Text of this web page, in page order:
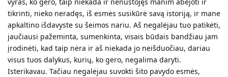
tikrinti, nieko neradęs, iš esmės susikūrė savą istoriją, ir mane
apkaltino išdavyste su šeimos nariu. Aš negalėjau tuo patikėti,
jaučiausi pažeminta, sumenkinta, visais būdais bandžiau jam
įrodinėti, kad taip nėra ir aš niekada jo neišduočiau, dariau
visus tuos dalykus, kurių, ko gero, negalima daryti.
Isterikavau. Tačiau negalėjau suvokti šito pavydo esmės,